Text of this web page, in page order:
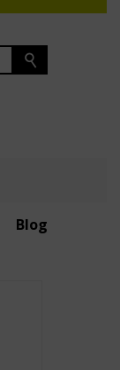
Blog